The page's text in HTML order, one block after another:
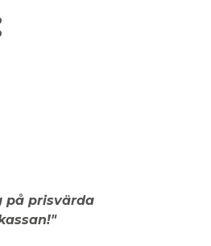
på prisvärda